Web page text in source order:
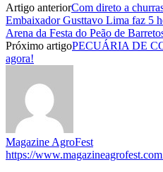
Artigo anteriorCom direto a
Embaixador Gusttavo Lima faz 5
Arena da Festa do Peão de
Próximo artigoPECUÁRIA DE
agora!
Magazine AgroFest
https://